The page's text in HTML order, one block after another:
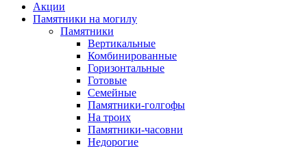
Акции
Памятники на могилу
Памятники
Вертикальные
Комбинированные
Горизонтальные
Готовые
Семейные
Памятники-голгофы
На троих
Памятники-часовни
Недорогие